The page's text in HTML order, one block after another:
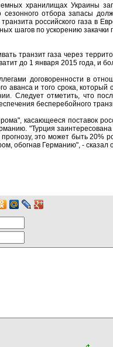
хранилищах Украины
сезонного отбора запасы
российского газа в
шагов по ускорению закачки
транзит газа через
до 1 января 2015 года, и
договоренности в
аванса и того срока,
Следует отметить, что
бесперебойного
касающееся поставок
"Турция
это может быть
обогнав Германию", - сказал